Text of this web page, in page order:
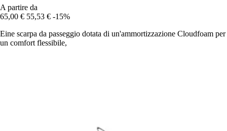
A partire da
65,00 € 55,53 € -15%
Eine scarpa da passeggio dotata di un'ammortizzazione Cloudfoam per
un comfort flessibile,